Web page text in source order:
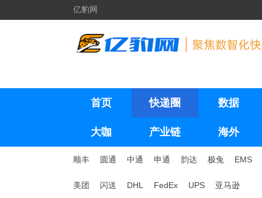
亿豹网
首页 快递圈 数据
大咖 产业链 海外
顺丰 圆通 中通 申通 韵达 极兔 EMS
美团 闪送 DHL FedEx UPS 亚马逊